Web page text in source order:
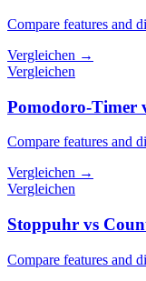
Compare features and
Vergleichen →
Vergleichen
Pomodoro-Timer
Compare features and
Vergleichen →
Vergleichen
Stoppuhr vs
Compare features and